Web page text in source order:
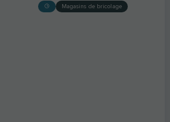
Magasins de bricolage